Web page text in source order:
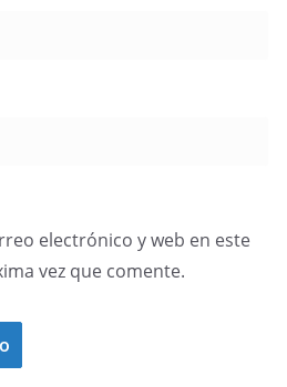
electrónico y web en este
vez que comente.